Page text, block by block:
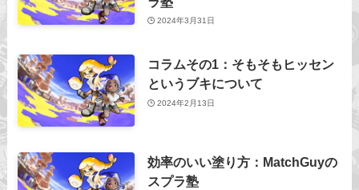
2024年3月31日
コラムその1：そもそもヒッセン
というブキについて
2024年2月13日
効率のいい塗り方：MatchGuyの
スプラ塾